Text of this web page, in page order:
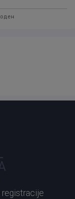
registracije